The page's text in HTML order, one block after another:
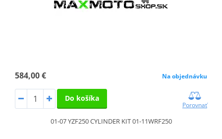
584,00 € Na objednávku
Do košíka
Porovnať
01-07 YZF250 CYLINDER KIT 01-11WRF250